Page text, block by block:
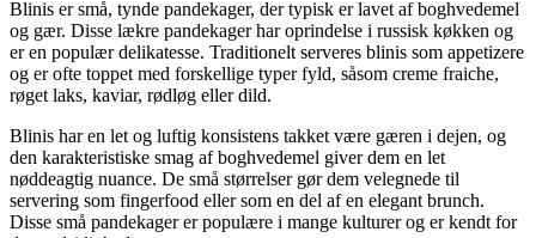
Blinis er små, tynde pandekager, der typisk er lavet af boghvedemel
og gær. Disse lækre pandekager har oprindelse i russisk køkken og
er en populær delikatesse. Traditionelt serveres blinis som appetizere
og er ofte toppet med forskellige typer fyld, såsom creme fraiche,
røget laks, kaviar, rødløg eller dild.
Blinis har en let og luftig konsistens takket være gæren i dejen, og
den karakteristiske smag af boghvedemel giver dem en let
nøddeagtig nuance. De små størrelser gør dem velegnede til
servering som fingerfood eller som en del af en elegant brunch.
Disse små pandekager er populære i mange kulturer og er kendt for